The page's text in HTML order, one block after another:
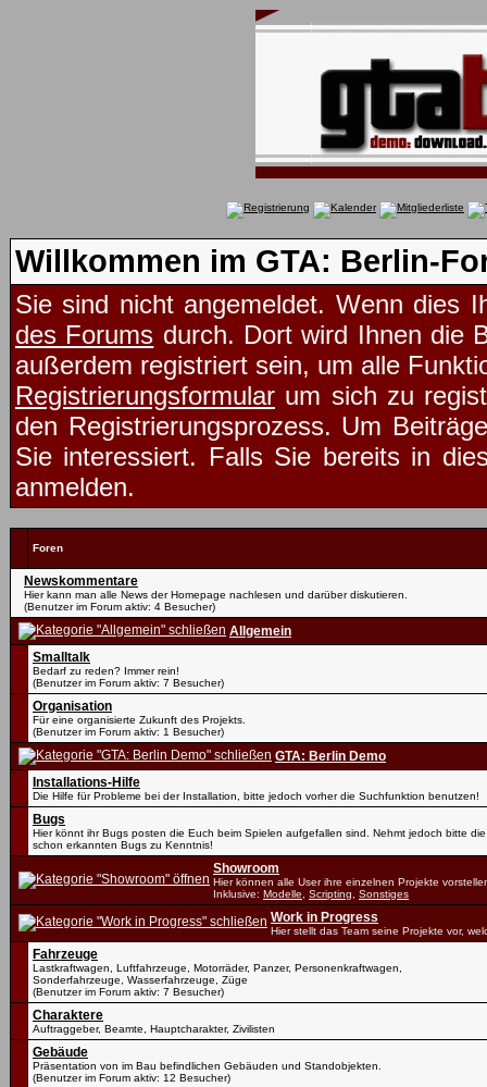
Willkommen im GTA: Berlin-
Sie sind nicht angemeldet. Wenn dies
des Forums durch. Dort wird Ihnen die
außerdem registriert sein, um alle
Registrierungsformular um sich zu
den Registrierungsprozess. Um
Sie interessiert. Falls Sie bereits in
anmelden.
Foren
Newskommentare
Hier kann man alle News der Homepage nachlesen und darüber diskutieren.
(Benutzer im Forum aktiv: 4 Besucher)
Allgemein
Smalltalk
Bedarf zu reden? Immer rein!
(Benutzer im Forum aktiv: 7 Besucher)
Organisation
Für eine organisierte Zukunft des Projekts.
(Benutzer im Forum aktiv: 1 Besucher)
GTA: Berlin Demo
Installations-Hilfe
Die Hilfe für Probleme bei der Installation, bitte jedoch vorher die Suchfunktion benutzen!
Bugs
Hier könnt ihr Bugs posten die Euch beim Spielen aufgefallen sind. Nehmt jedoch bitte die
schon erkannten Bugs zu Kenntnis!
Showroom
Hier können alle User ihre einzelnen Projekte
Inklusive: Modelle Scripting Sonstiges
Work in Progress
Hier stellt das Team seine Projekte vor,
Fahrzeuge
Lastkraftwagen, Luftfahrzeuge, Motorräder, Panzer, Personenkraftwagen,
Sonderfahrzeuge, Wasserfahrzeuge, Züge
(Benutzer im Forum aktiv: 7 Besucher)
Charaktere
Auftraggeber, Beamte, Hauptcharakter, Zivilisten
Gebäude
Präsentation von im Bau befindlichen Gebäuden und Standobjekten.
(Benutzer im Forum aktiv: 12 Besucher)